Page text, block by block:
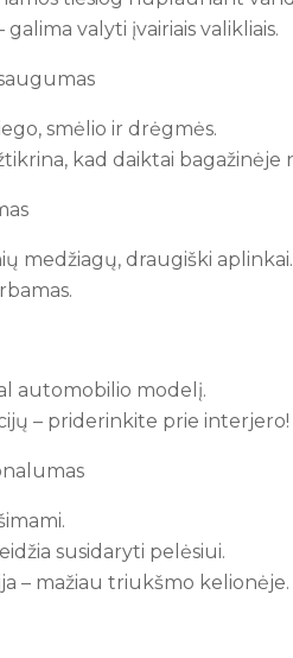
valyti įvairiais valikliais.
smėlio ir drėgmės.
kad daiktai
medžiagų, draugiški aplinkai.
automobilio modelį.
– priderinkite prie interjero!
susidaryti pelėsiui.
– mažiau triukšmo kelionėje.